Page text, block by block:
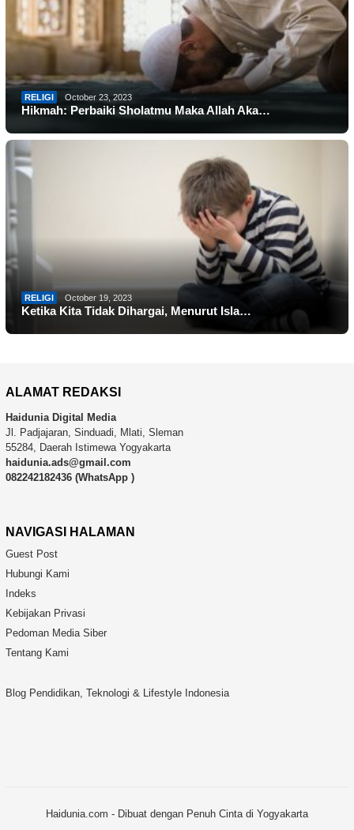
RELIGI October 23, 2023
Hikmah: Perbaiki Sholatmu Maka Allah Aka…
RELIGI October 19, 2023
Ketika Kita Tidak Dihargai, Menurut Isla…
ALAMAT REDAKSI
Haidunia Digital Media
Jl. Padjajaran, Sinduadi, Mlati, Sleman
55284, Daerah Istimewa Yogyakarta
haidunia.ads@gmail.com
082242182436 (WhatsApp )
NAVIGASI HALAMAN
Guest Post
Hubungi Kami
Indeks
Kebijakan Privasi
Pedoman Media Siber
Tentang Kami
Blog Pendidikan, Teknologi & Lifestyle Indonesia
Haidunia.com - Dibuat dengan Penuh Cinta di Yogyakarta